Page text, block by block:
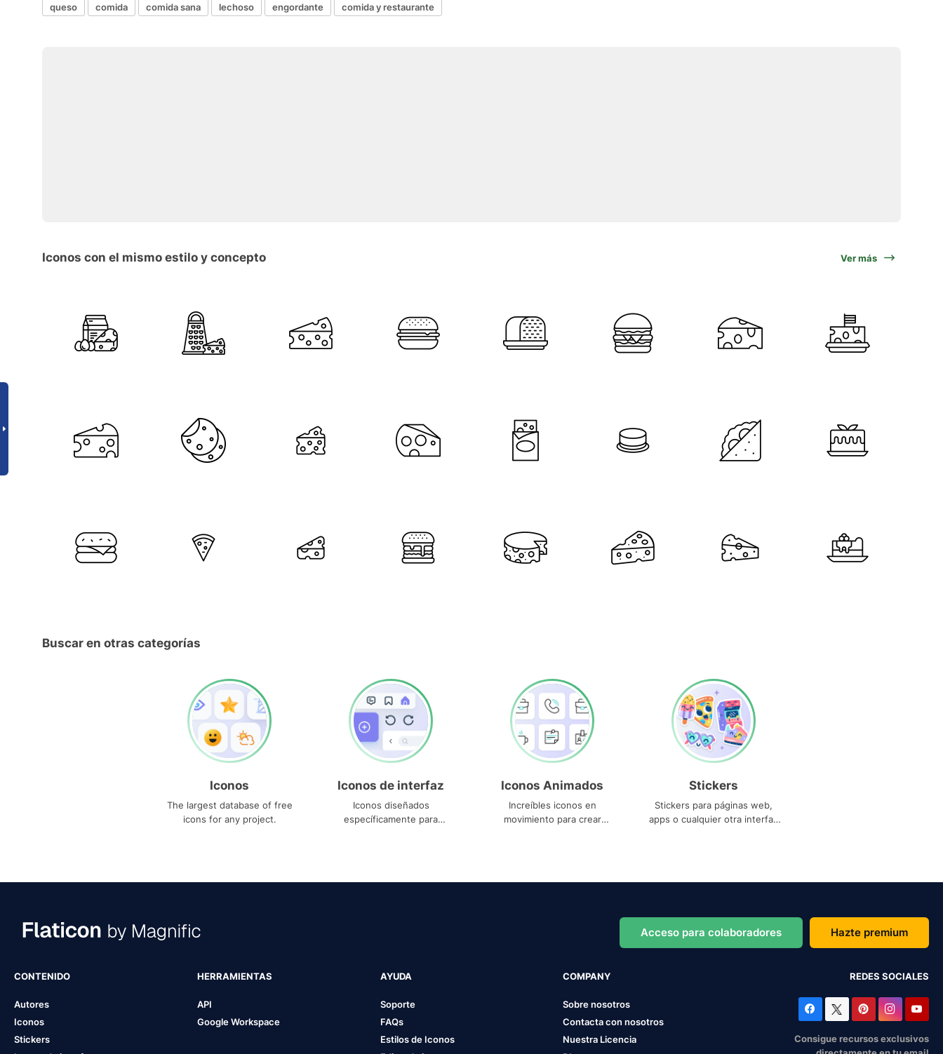
queso comida comida sana lechoso engordante comida y restaurante
Iconos con el mismo estilo y concepto Ver más
Buscar en otras categorías
Iconos
The largest database of free
icons for any project.
Iconos de interfaz
Iconos diseñados
específicamente para
Iconos Animados
Increíbles iconos en
movimiento para crear
Stickers
Stickers para páginas web,
apps o cualquier otra interfaz
Acceso para colaboradores Hazte premium
CONTENIDO
Autores
Iconos
Stickers
HERRAMIENTAS
API
Google Workspace
AYUDA
Soporte
FAQs
Estilos de Iconos
COMPANY
Sobre nosotros
Contacta con nosotros
Nuestra Licencia
REDES SOCIALES
Consigue recursos exclusivos